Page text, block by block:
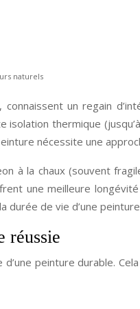
naturels
un regain
isolation thermique
nécessite une
à la chaux (souvent
une meilleure
de vie d’une
réussie
peinture durable.